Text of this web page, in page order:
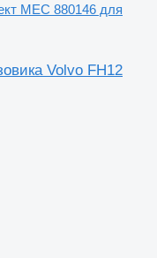
MEC 880146 для
Volvo FH12